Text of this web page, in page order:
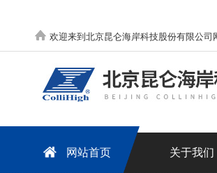
欢迎来到北京昆仑海岸科技股份有限公司
网站首页 关于我们